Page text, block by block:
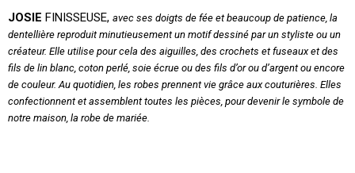
JOSIE FINISSEUSE, avec ses doigts de fée et beaucoup de patience, la
dentellière reproduit minutieusement un motif dessiné par un styliste ou un
créateur. Elle utilise pour cela des aiguilles, des crochets et fuseaux et des
fils de lin blanc, coton perlé, soie écrue ou des fils d’or ou d’argent ou encore
de couleur. Au quotidien, les robes prennent vie grâce aux couturières. Elles
confectionnent et assemblent toutes les pièces, pour devenir le symbole de
notre maison, la robe de mariée.